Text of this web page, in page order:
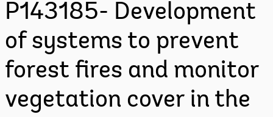
P143185- Development
of systems to prevent
forest fires and monitor
vegetation cover in the